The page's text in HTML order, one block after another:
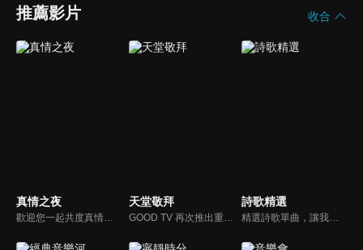
推薦影片 收合
真情之夜 天堂敬拜
GOOD TV 再次推出重量級音樂節目《天堂敬拜》，匯集當代知名音樂人，在敬拜水流中引領觀眾經歷神的同在。期盼觀眾收看時，神的同在降臨、聖靈充滿；透過音樂成為橋樑，讓神同在的氛圍，吸引非基督徒渴望認識神，得著救恩。
詩歌精選
精選詩歌單曲，讓我們獻上全心全人的敬拜。